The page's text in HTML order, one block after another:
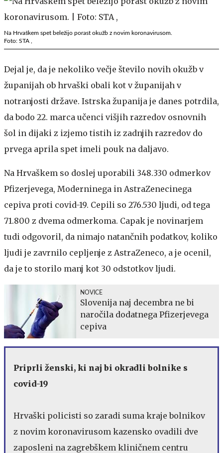
Na Hrvaškem spet beležijo porast okužb z novim koronavirusom.
Foto: STA ,
Dejal je, da je nekoliko večje število novih okužb v
županijah ob hrvaški obali kot v županijah v
notranjosti države. Istrska županija je danes potrdila,
da bodo 22. marca učenci višjih razredov osnovnih
šol in dijaki z izjemo tistih iz zadnjih razredov do
prvega aprila spet imeli pouk na daljavo.
Na Hrvaškem so doslej uporabili 348.330 odmerkov
Pfizerjevega, Moderninega in AstraZenecinega
cepiva proti covid-19. Cepili so 276.530 ljudi, od tega
71.800 z dvema odmerkoma. Capak je novinarjem
tudi odgovoril, da nimajo natančnih podatkov, koliko
ljudi je zavrnilo cepljenje z AstraZeneco, a je ocenil,
da je to storilo manj kot 30 odstotkov ljudi.
NOVICE
Slovenija naj decembra ne bi
naročila dodatnega Pfizerjevega
cepiva
Priprli ženski, ki naj bi okradli bolnike s
covid-19
Hrvaški policisti so zaradi suma kraje bolnikov
z novim koronavirusom kazensko ovadili dve
zaposleni na zagrebškem kliničnem centru